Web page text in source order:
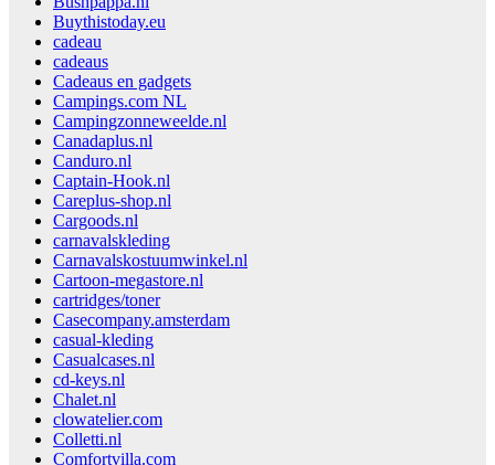
Buythistoday.eu
cadeau
cadeaus
Cadeaus en gadgets
Campings.com NL
Campingzonneweelde.nl
Canadaplus.nl
Canduro.nl
Captain-Hook.nl
Careplus-shop.nl
Cargoods.nl
carnavalskleding
Carnavalskostuumwinkel.nl
Cartoon-megastore.nl
cartridges/toner
Casecompany.amsterdam
casual-kleding
Casualcases.nl
cd-keys.nl
Chalet.nl
clowatelier.com
Colletti.nl
Comfortvilla.com